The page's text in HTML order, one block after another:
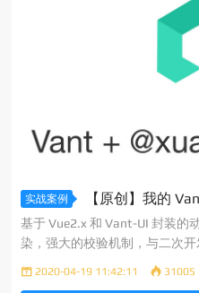
实战案例 【原创】我的
基于 Vue2.x 和 Vant-UI 封装的
染，强大的校验机制，与二次开
2020-04-19 11:42:11 31005